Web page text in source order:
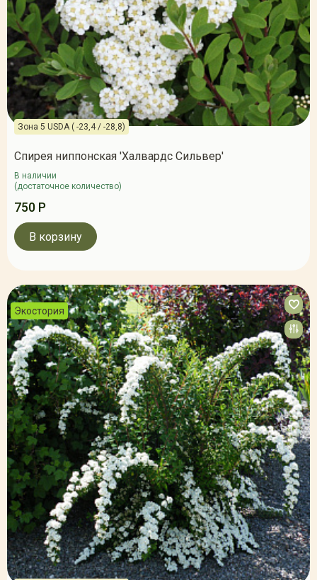
Зона 5 USDA ( -23,4 / -28,8)
Спирея ниппонская 'Халвардс Сильвер'
В наличии
(достаточное количество)
750 Р
В корзину
Экостория